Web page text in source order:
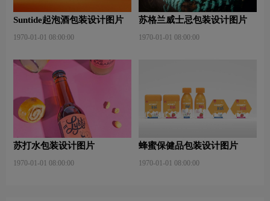
Suntide起泡酒包装设计图片
1970-01-01 08:00:00
苏格兰威士忌包装设计图片
1970-01-01 08:00:00
苏打水包装设计图片
1970-01-01 08:00:00
蜂蜜保健品包装设计图片
1970-01-01 08:00:00